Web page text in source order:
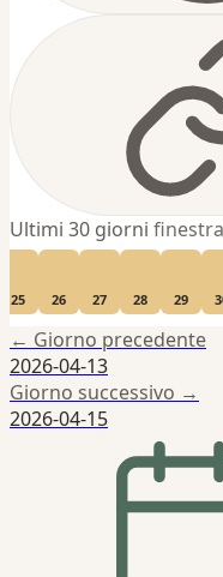
Ultimi 30 giorni
25 26 27 28 29
← Giorno precedente
2026-04-13
Giorno successivo →
2026-04-15